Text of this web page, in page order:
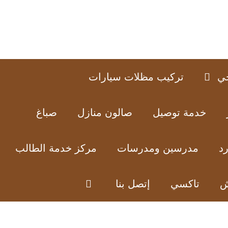
تركيب مظلات سيارات
خدمة توصيل صالون منازل صباغ
مدرسين ومدرسات مركز خدمة الطالب
تاكسي إتصل بنا